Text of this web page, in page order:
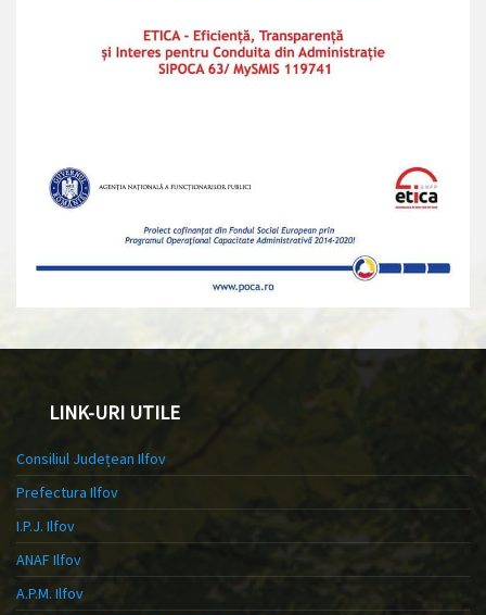
LINK-URI UTILE
Consiliul Județean Ilfov
Prefectura Ilfov
I.P.J. Ilfov
ANAF Ilfov
A.P.M. Ilfov